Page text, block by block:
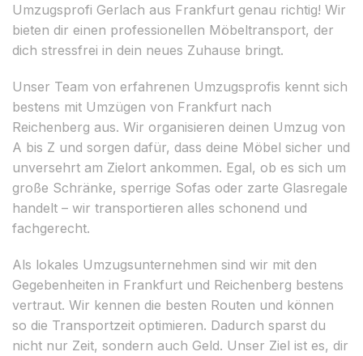
Umzugsprofi Gerlach aus Frankfurt genau richtig! Wir
bieten dir einen professionellen Möbeltransport, der
dich stressfrei in dein neues Zuhause bringt.
Unser Team von erfahrenen Umzugsprofis kennt sich
bestens mit Umzügen von Frankfurt nach
Reichenberg aus. Wir organisieren deinen Umzug von
A bis Z und sorgen dafür, dass deine Möbel sicher und
unversehrt am Zielort ankommen. Egal, ob es sich um
große Schränke, sperrige Sofas oder zarte Glasregale
handelt – wir transportieren alles schonend und
fachgerecht.
Als lokales Umzugsunternehmen sind wir mit den
Gegebenheiten in Frankfurt und Reichenberg bestens
vertraut. Wir kennen die besten Routen und können
so die Transportzeit optimieren. Dadurch sparst du
nicht nur Zeit, sondern auch Geld. Unser Ziel ist es, dir